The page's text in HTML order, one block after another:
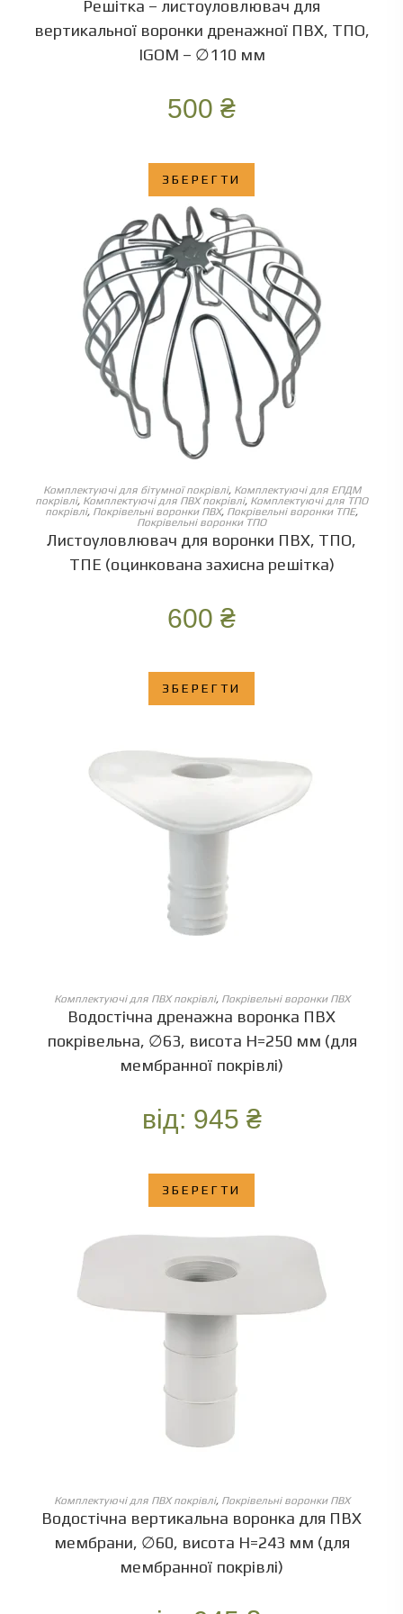
Решітка – листоуловлювач для
вертикальної воронки дренажної ПВХ, ТПО,
IGOM – ∅110 мм
500 ₴
ЗБЕРЕГТИ
ОБЕРІТЬ ОПЦІЇ
Комплектуючі для бітумної покрівлі, Комплектуючі для ЕПДМ
покрівлі, Комплектуючі для ПВХ покрівлі, Комплектуючі для ТПО
покрівлі, Покрівельні воронки ПВХ, Покрівельні воронки ТПЕ,
Покрівельні воронки ТПО
Листоуловлювач для воронки ПВХ, ТПО,
ТПЕ (оцинкована захисна решітка)
600 ₴
ЗБЕРЕГТИ
ОБЕРІТЬ ОПЦІЇ
Комплектуючі для ПВХ покрівлі, Покрівельні воронки ПВХ
Водостічна дренажна воронка ПВХ
покрівельна, ∅63, висота Н=250 мм (для
мембранної покрівлі)
від: 945 ₴
ЗБЕРЕГТИ
ОБЕРІТЬ ОПЦІЇ
Комплектуючі для ПВХ покрівлі, Покрівельні воронки ПВХ
Водостічна вертикальна воронка для ПВХ
мембрани, ∅60, висота Н=243 мм (для
мембранної покрівлі)